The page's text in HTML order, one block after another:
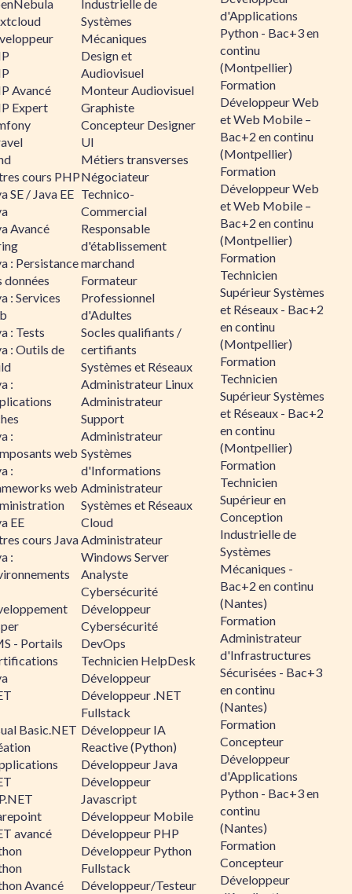
Avancé
Expert
cours PHP
SE / Java EE
Avancé
: Persistance
données
: Services
: Tests
: Outils de
:
:
web
:
web
EE
cours Java
:
- Portails
Basic.NET
avancé
Avancé
Industrielle de
Systèmes
Mécaniques
Design et
Audiovisuel
Monteur Audiovisuel
Graphiste
Concepteur Designer
UI
Métiers transverses
Négociateur
Technico-
Commercial
Responsable
d'établissement
marchand
Formateur
Professionnel
d'Adultes
Socles qualifiants /
certifiants
Systèmes et Réseaux
Administrateur Linux
Administrateur
Support
Administrateur
Systèmes
d'Informations
Administrateur
Systèmes et Réseaux
Cloud
Administrateur
Windows Server
Analyste
Cybersécurité
Développeur
Cybersécurité
DevOps
Technicien HelpDesk
Développeur
Développeur .NET
Fullstack
Développeur IA
Reactive (Python)
Développeur Java
Développeur
Javascript
Développeur Mobile
Développeur PHP
Développeur Python
Fullstack
Développeur/Testeur
d'Applications
Python - Bac+3 en
continu
(Montpellier)
Formation
Développeur Web
et Web Mobile –
Bac+2 en continu
(Montpellier)
Formation
Développeur Web
et Web Mobile –
Bac+2 en continu
(Montpellier)
Formation
Technicien
Supérieur Systèmes
et Réseaux - Bac+2
en continu
(Montpellier)
Formation
Technicien
Supérieur Systèmes
et Réseaux - Bac+2
en continu
(Montpellier)
Formation
Technicien
Supérieur en
Conception
Industrielle de
Systèmes
Mécaniques -
Bac+2 en continu
(Nantes)
Formation
Administrateur
d'Infrastructures
Sécurisées - Bac+3
en continu
(Nantes)
Formation
Concepteur
Développeur
d'Applications
Python - Bac+3 en
continu
(Nantes)
Formation
Concepteur
Développeur